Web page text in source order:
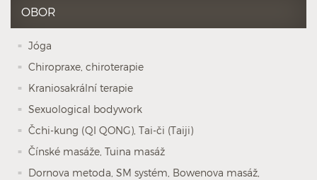
OBOR
Jóga
Chiropraxe, chiroterapie
Kraniosakrální terapie
Sexuological bodywork
Čchi-kung (QI QONG), Tai-či (Taiji)
Čínské masáže, Tuina masáž
Dornova metoda, SM systém, Bowenova masáž,